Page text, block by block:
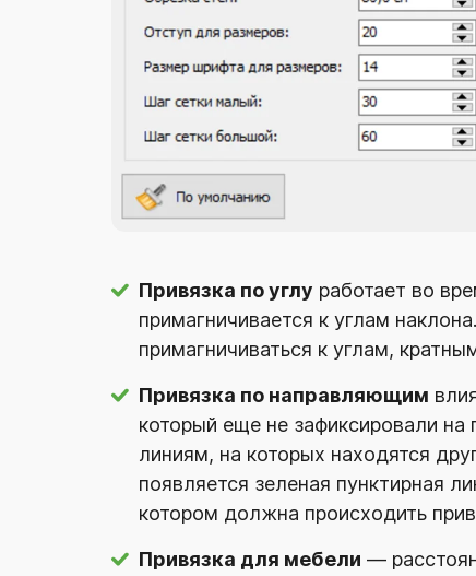
Привязка по углу работает во
примагничивается к углам
примагничиваться к углам,
Привязка по направляющим
который еще не зафиксировали на
линиям, на которых находятся
появляется зеленая пунктирная
котором должна происходить
Привязка для мебели —